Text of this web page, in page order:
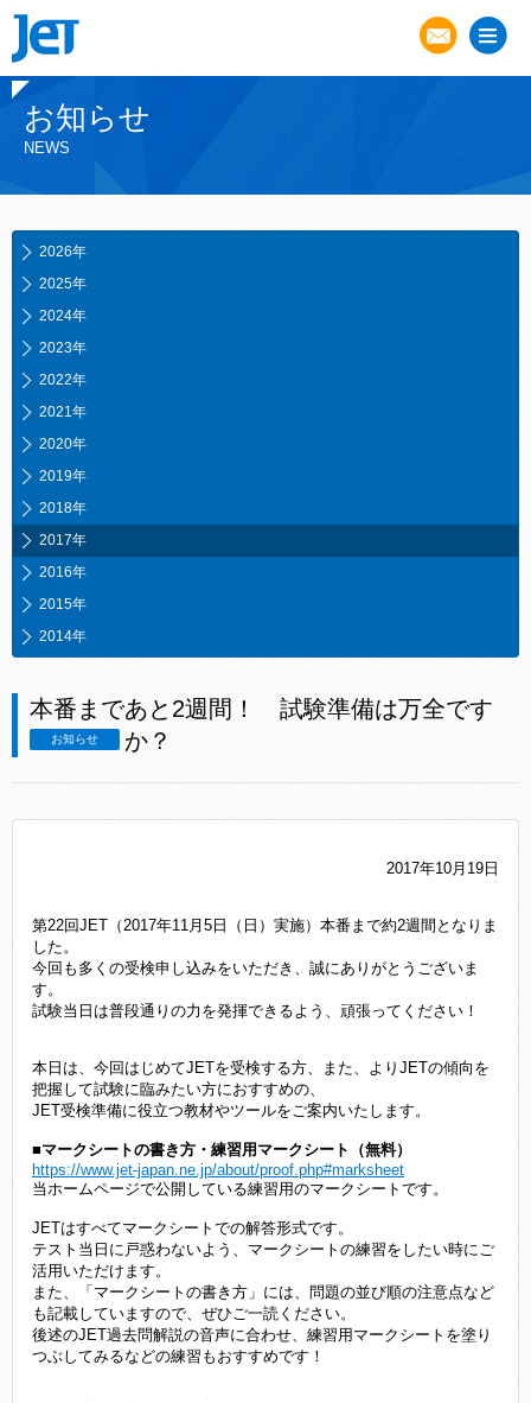
お知らせ
NEWS
2026年
2025年
2024年
2023年
2022年
2021年
2020年
2019年
2018年
2017年
2016年
2015年
2014年
本番まであと2週間！ 試験準備は万全です
か？
お知らせ
2017年10月19日
第22回JET（2017年11月5日（日）実施）本番まで約2週間となりま
した。
今回も多くの受検申し込みをいただき、誠にありがとうございま
す。
試験当日は普段通りの力を発揮できるよう、頑張ってください！
本日は、今回はじめてJETを受検する方、また、よりJETの傾向を
把握して試験に臨みたい方におすすめの、
JET受検準備に役立つ教材やツールをご案内いたします。
■マークシートの書き方・練習用マークシート（無料）
https://www.jet-japan.ne.jp/about/proof.php#marksheet
当ホームページで公開している練習用のマークシートです。
JETはすべてマークシートでの解答形式です。
テスト当日に戸惑わないよう、マークシートの練習をしたい時にご
活用いただけます。
また、「マークシートの書き方」には、問題の並び順の注意点など
も記載していますので、ぜひご一読ください。
後述のJET過去問解説の音声に合わせ、練習用マークシートを塗り
つぶしてみるなどの練習もおすすめです！